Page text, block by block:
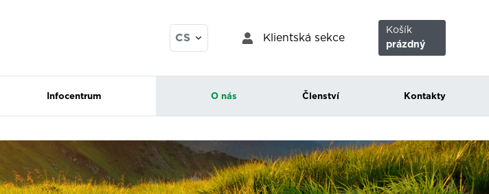
Klientská sekce
Košík
prázdný
CS
Infocentrum O nás Členství Kontakty